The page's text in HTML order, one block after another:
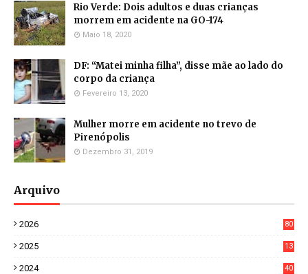
Rio Verde: Dois adultos e duas crianças
morrem em acidente na GO-174
Maio 18, 2020
DF: “Matei minha filha”, disse mãe ao lado do
corpo da criança
Fevereiro 13, 2020
Mulher morre em acidente no trevo de
Pirenópolis
Dezembro 31, 2019
Arquivo
2026
80
2025
13
2024
40